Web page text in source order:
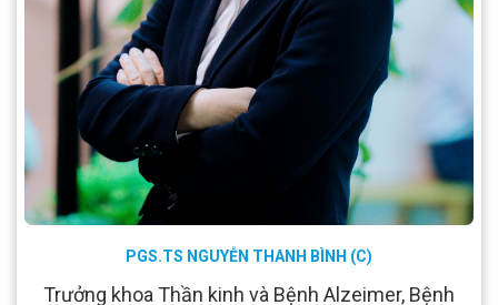
PGS.TS NGUYỄN THANH BÌNH (C)
Trưởng khoa Thần kinh và Bệnh Alzeimer, Bệnh